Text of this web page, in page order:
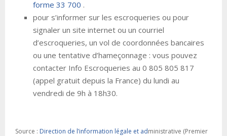
forme 33 700 .
pour s’informer sur les escroqueries ou pour
signaler un site internet ou un courriel
d’escroqueries, un vol de coordonnées bancaires
ou une tentative d’hameçonnage : vous pouvez
contacter Info Escroqueries au 0 805 805 817
(appel gratuit depuis la France) du lundi au
vendredi de 9h à 18h30.
Source : Direction de l’information légale et administrative (Premier